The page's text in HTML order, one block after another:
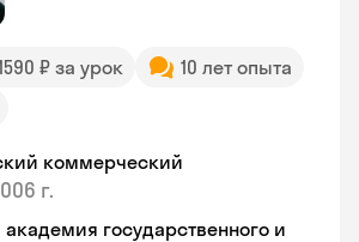
₽ за урок
10 лет опыта
коммерческий
г.
государственного и